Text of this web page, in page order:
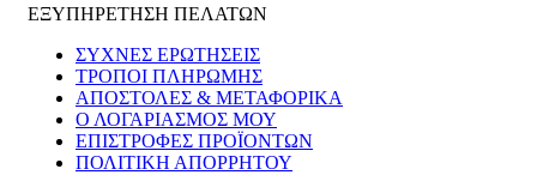
ΕΞΥΠΗΡΕΤΗΣΗ ΠΕΛΑΤΩΝ
ΣΥΧΝΕΣ ΕΡΩΤΗΣΕΙΣ
ΤΡΟΠΟΙ ΠΛΗΡΩΜΗΣ
ΑΠΟΣΤΟΛΕΣ & ΜΕΤΑΦΟΡΙΚΑ
Ο ΛΟΓΑΡΙΑΣΜΟΣ ΜΟΥ
ΕΠΙΣΤΡΟΦΕΣ ΠΡΟΪΟΝΤΩΝ
ΠΟΛΙΤΙΚΗ ΑΠΟΡΡΗΤΟΥ